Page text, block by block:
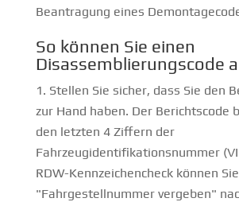
Beantragung eines
So können Sie einen
Disassemblierungscode
Stellen Sie sicher, dass Sie den
zur Hand haben. Der Berichtscode
den letzten 4 Ziffern der
Fahrzeugidentifikationsnummer
RDW-Kennzeichencheck können
"Fahrgestellnummer vergeben"